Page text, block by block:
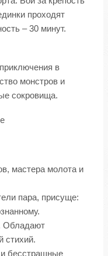
проходят
– 30 минут.
в
монстров и
сокровища.
мастера молота и
пара, присуще:
Обладают
стихий.
бесстрашные